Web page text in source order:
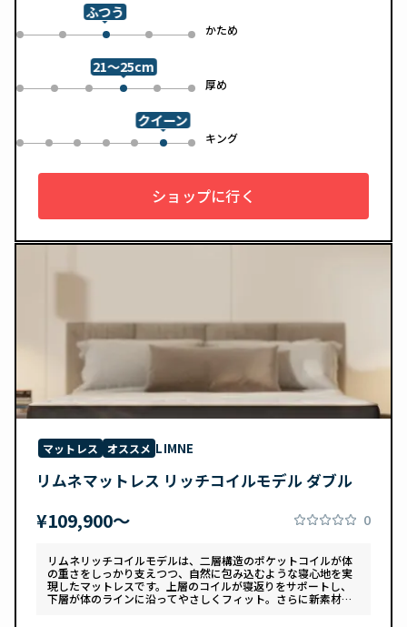
ンで、カバーは自宅で洗濯可能。清潔さと快適さの両方を追求
した一枚です。
0 1 2
ふつう
3 かため
4
0 1 2 3
21～25cm
4 厚め
5
0 1 2 3 4 5
クイーン
キング
6
ショップに行く
マットレス オススメ LIMNE
リムネマットレス リッチコイルモデル ダブル
¥109,900〜 0
リムネリッチコイルモデルは、二層構造のポケットコイルが体
の重さをしっかり支えつつ、自然に包み込むような寝心地を実
現したマットレスです。上層のコイルが寝返りをサポートし、
下層が体のラインに沿ってやさしくフィット。さらに新素材